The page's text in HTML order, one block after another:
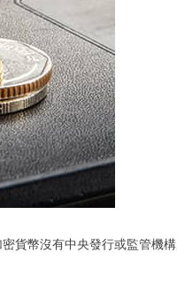
貨幣沒有中央發行或監管機